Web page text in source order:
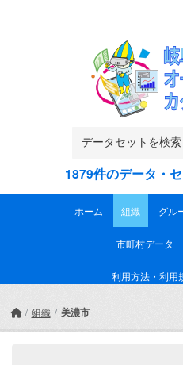
1879件のデータ・
ホーム 組織 グル
市町村データ
利用方法・利用
組織 美濃市